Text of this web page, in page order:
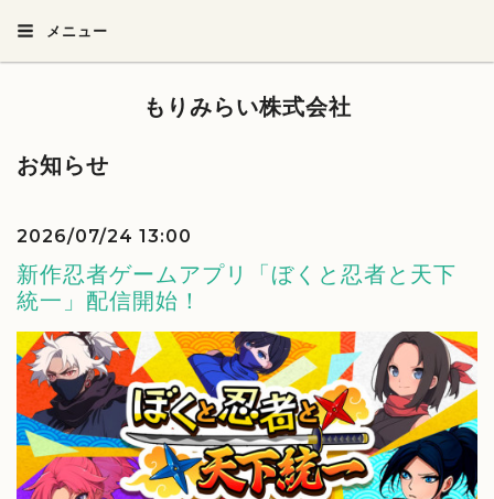
メニュー
もりみらい株式会社
お知らせ
2026/07/24 13:00
新作忍者ゲームアプリ「ぼくと忍者と天下
統一」配信開始！